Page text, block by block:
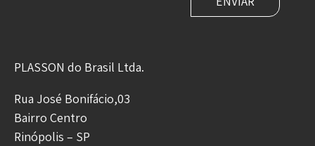
PLASSON do Brasil Ltda.
Rua José Bonifácio,03
Bairro Centro
Rinópolis – SP